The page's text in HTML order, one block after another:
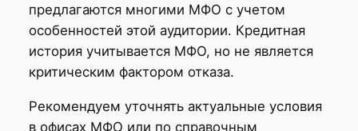
предлагаются многими МФО с учетом
особенностей этой аудитории. Кредитная
история учитывается МФО, но не является
критическим фактором отказа.
Рекомендуем уточнять актуальные условия
в офисах МФО или по справочным